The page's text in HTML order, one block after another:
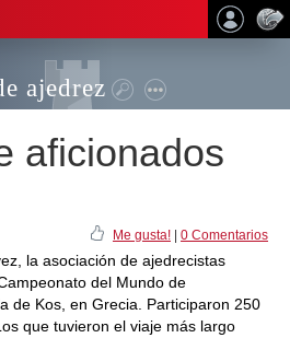
ajedrez
aficionados
Me gusta! 0 Comentarios
la asociación de ajedrecistas
del Mundo de
de Kos, en Grecia. Participaron 250
que tuvieron el viaje más largo